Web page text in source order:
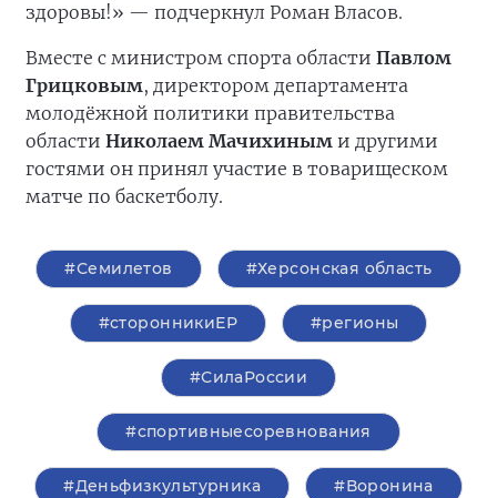
здоровы!» — подчеркнул Роман Власов.
Вместе с министром спорта области Павлом
Грицковым, директором департамента
молодёжной политики правительства
области Николаем Мачихиным и другими
гостями он принял участие в товарищеском
матче по баскетболу.
#Семилетов #Херсонская область
#сторонникиЕР #регионы
#СилаРоссии
#спортивныесоревнования
#Деньфизкультурника #Воронина